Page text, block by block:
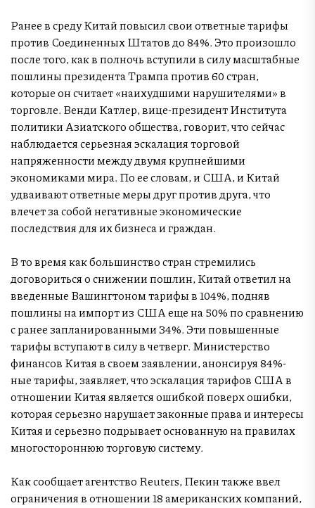
Ранее в среду Китай повысил свои ответные тарифы
против Соединенных Штатов до 84%. Это произошло
после того, как в полночь вступили в силу масштабные
пошлины президента Трампа против 60 стран,
которые он считает «наихудшими нарушителями» в
торговле. Венди Катлер, вице-президент Института
политики Азиатского общества, говорит, что сейчас
наблюдается серьезная эскалация торговой
напряженности между двумя крупнейшими
экономиками мира. По ее словам, и США, и Китай
удваивают ответные меры друг против друга, что
влечет за собой негативные экономические
последствия для их бизнеса и граждан.
В то время как большинство стран стремились
договориться о снижении пошлин, Китай ответил на
введенные Вашингтоном тарифы в 104%, подняв
пошлины на импорт из США еще на 50% по сравнению
с ранее запланированными 34%. Эти повышенные
тарифы вступают в силу в четверг. Министерство
финансов Китая в своем заявлении, анонсируя 84%-
ные тарифы, заявляет, что эскалация тарифов США в
отношении Китая является ошибкой поверх ошибки,
которая серьезно нарушает законные права и интересы
Китая и серьезно подрывает основанную на правилах
многостороннюю торговую систему.
Как сообщает агентство Reuters, Пекин также ввел
ограничения в отношении 18 американских компаний,